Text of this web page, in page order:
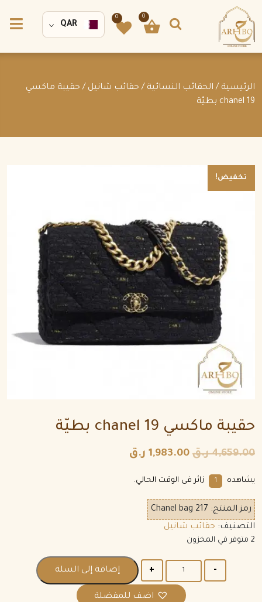
0
0
QAR
الرئيسية / الحقائب النسائية / حقائب شانيل / حقيبة ماكسي
chanel 19 بطيّة
تخفيض!
حقيبة ماكسي chanel 19 بطيّة
4,659.00 ر.ق 1,983.00 ر.ق
يشاهده 1 زائر فى الوقت الحالي.
رمز المنتج: Chanel bag 217
التصنيف: حقائب شانيل
2 متوفر في المخزون
إضافة إلى السلة
اضف للمفضلة